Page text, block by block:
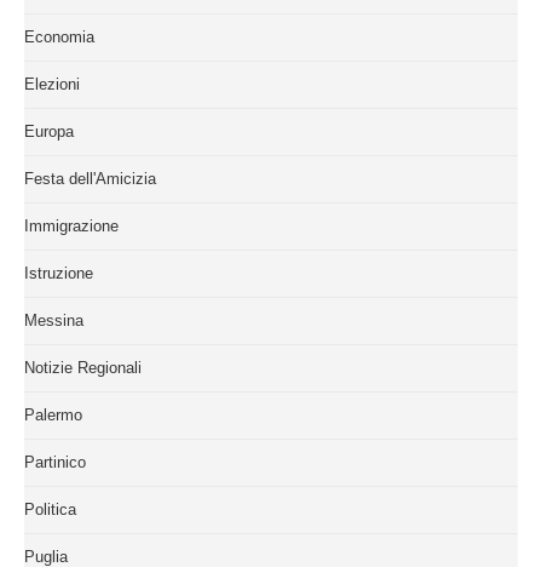
Economia
Elezioni
Europa
Festa dell'Amicizia
Immigrazione
Istruzione
Messina
Notizie Regionali
Palermo
Partinico
Politica
Puglia